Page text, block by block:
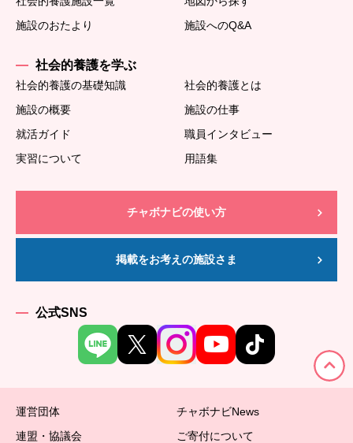
施設のおたより
施設へのQ&A
社会的養護を学ぶ
社会的養護の基礎知識
社会的養護とは
施設の概要
施設の仕事
就活ガイド
職員インタビュー
実習について
用語集
チャボナビの使い方
掲載をお考えの施設さま
公式SNS
運営団体
チャボナビNews
連盟・協議会
ご寄付について